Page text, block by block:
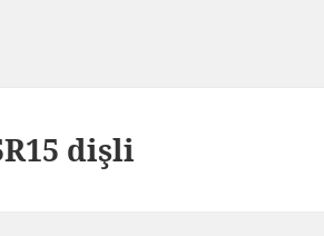
dişli